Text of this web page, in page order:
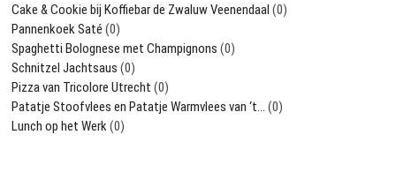
Cake & Cookie bij Koffiebar de Zwaluw Veenendaal (0)
Pannenkoek Saté (0)
Spaghetti Bolognese met Champignons (0)
Schnitzel Jachtsaus (0)
Pizza van Tricolore Utrecht (0)
Patatje Stoofvlees en Patatje Warmvlees van ‘t… (0)
Lunch op het Werk(0)